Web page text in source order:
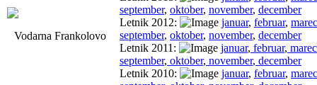
Vodarna Frankolovo
september, oktober, november, december
Letnik 2012:
januar, februar, marec
september, oktober, november, december
Letnik 2011:
januar, februar, marec
september, oktober, november, december
Letnik 2010:
januar, februar, marec